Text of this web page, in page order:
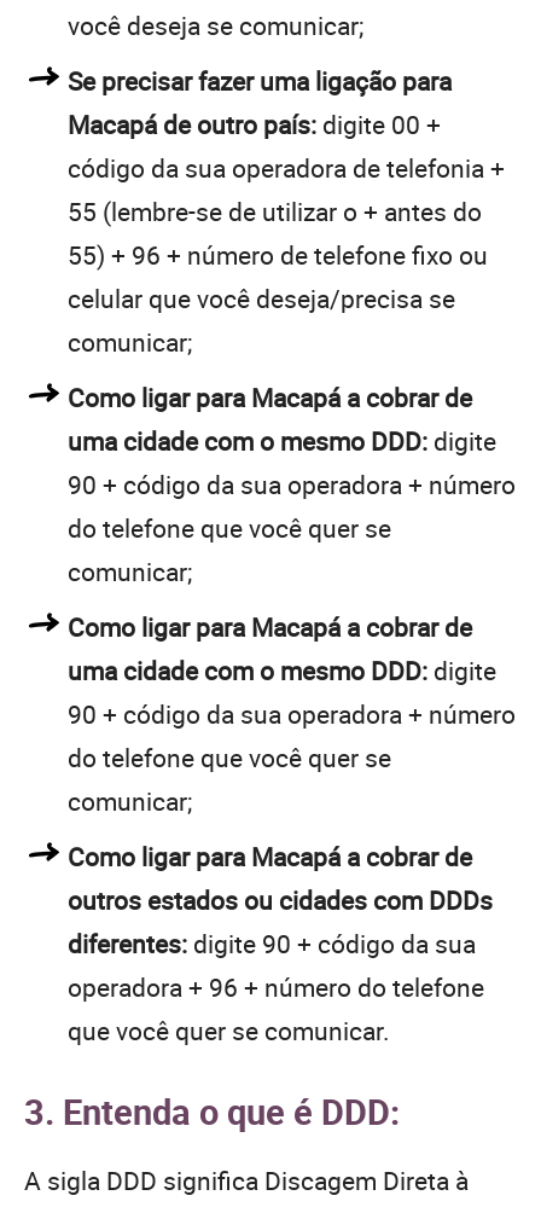
você deseja se comunicar;
Se precisar fazer uma ligação para
Macapá de outro país: digite 00 +
código da sua operadora de telefonia +
55 (lembre-se de utilizar o + antes do
55) + 96 + número de telefone fixo ou
celular que você deseja/precisa se
comunicar;
Como ligar para Macapá a cobrar de
uma cidade com o mesmo DDD: digite
90 + código da sua operadora + número
do telefone que você quer se
comunicar;
Como ligar para Macapá a cobrar de
uma cidade com o mesmo DDD: digite
90 + código da sua operadora + número
do telefone que você quer se
comunicar;
Como ligar para Macapá a cobrar de
outros estados ou cidades com DDDs
diferentes: digite 90 + código da sua
operadora + 96 + número do telefone
que você quer se comunicar.
3. Entenda o que é DDD:
A sigla DDD significa Discagem Direta à